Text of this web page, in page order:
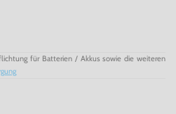
für Batterien / Akkus sowie die weiteren